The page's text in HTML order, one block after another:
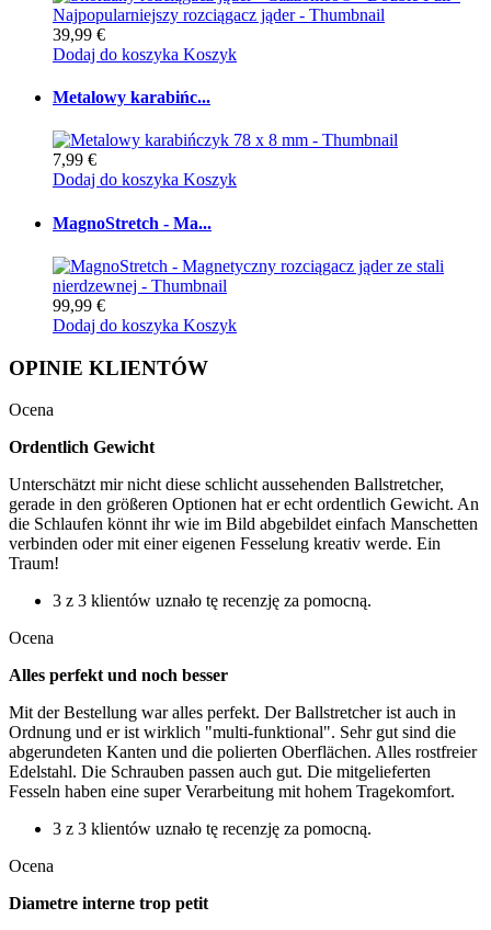
39,99 €
Dodaj do koszyka Koszyk
Metalowy karabińc...
7,99 €
Dodaj do koszyka Koszyk
MagnoStretch - Ma...
99,99 €
Dodaj do koszyka Koszyk
OPINIE KLIENTÓW
Ocena
Ordentlich Gewicht
Unterschätzt mir nicht diese schlicht aussehenden Ballstretcher,
gerade in den größeren Optionen hat er echt ordentlich Gewicht. An
die Schlaufen könnt ihr wie im Bild abgebildet einfach Manschetten
verbinden oder mit einer eigenen Fesselung kreativ werde. Ein
Traum!
3 z 3 klientów uznało tę recenzję za pomocną.
Ocena
Alles perfekt und noch besser
Mit der Bestellung war alles perfekt. Der Ballstretcher ist auch in
Ordnung und er ist wirklich "multi-funktional". Sehr gut sind die
abgerundeten Kanten und die polierten Oberflächen. Alles rostfreier
Edelstahl. Die Schrauben passen auch gut. Die mitgelieferten
Fesseln haben eine super Verarbeitung mit hohem Tragekomfort.
3 z 3 klientów uznało tę recenzję za pomocną.
Ocena
Diametre interne trop petit